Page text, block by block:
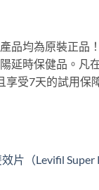
品均為原裝正品
延時保健品。凡
受7天的試用保
片（Levifil